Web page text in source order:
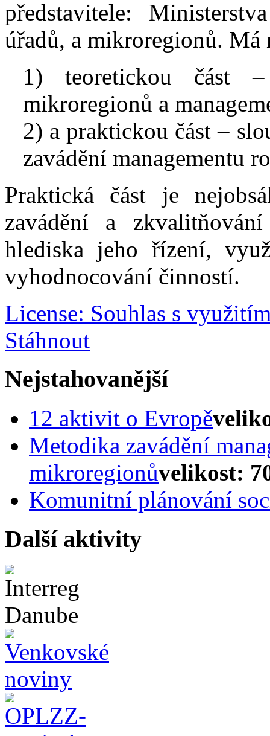
představitele:
úřadů, a mikroregionů.
1) teoretickou část
mikroregionů a
2) a praktickou část –
zavádění managementu
Praktická část je
zavádění a
hlediska jeho řízení,
vyhodnocování činností.
License: Souhlas s
Stáhnout
Nejstahovanější
12 aktivit o Evropě
Metodika zavádění
mikroregionůvelikost:
Komunitní plánování
Další aktivity